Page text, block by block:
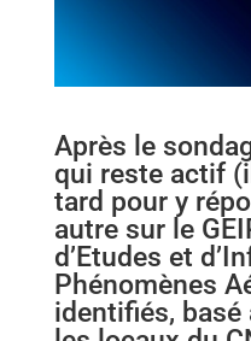
Après le
qui reste actif
tard pour y
autre sur le
d’Etudes et
Phénomènes
identifiés, basé